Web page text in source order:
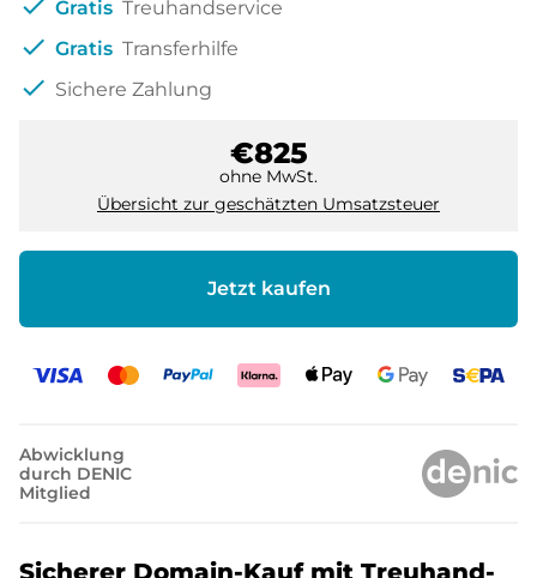
check Gratis Treuhandservice
check Gratis Transferhilfe
check Sichere Zahlung
€825
ohne MwSt.
Übersicht zur geschätzten Umsatzsteuer
Jetzt kaufen
Abwicklung
durch DENIC
Mitglied
Sicherer Domain-Kauf mit Treuhand-